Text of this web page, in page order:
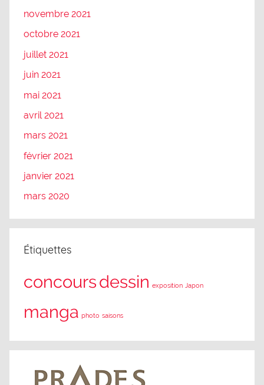
novembre 2021
octobre 2021
juillet 2021
juin 2021
mai 2021
avril 2021
mars 2021
février 2021
janvier 2021
mars 2020
Étiquettes
concoursdessin exposition Japon
manga photo saisons